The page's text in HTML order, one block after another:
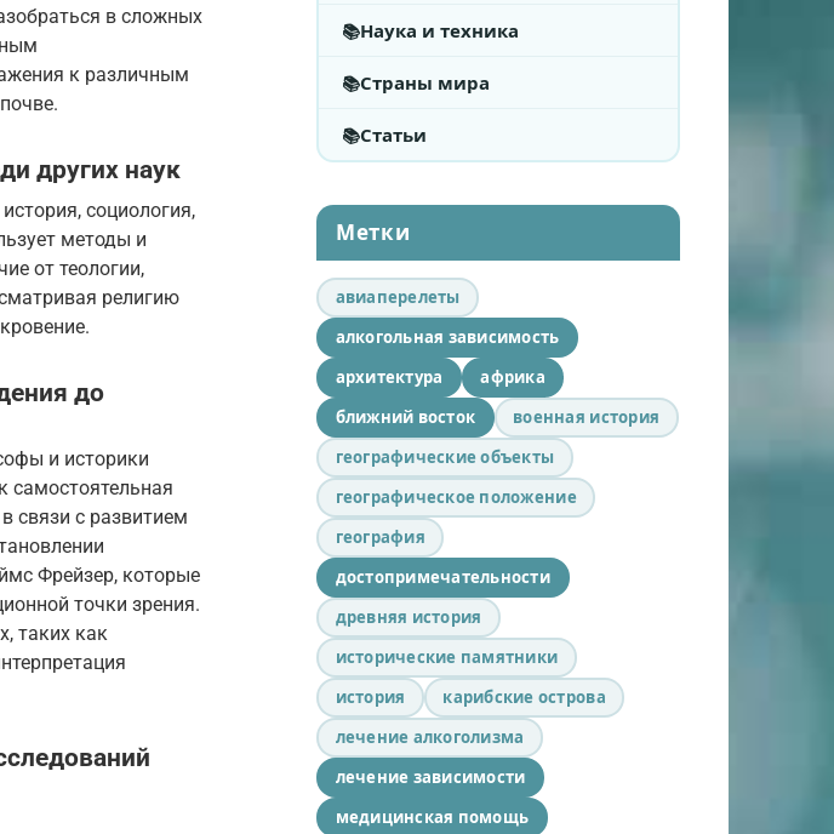
в сложных
к различным
других наук
социология,
методы и
от теологии,
религию
до
и историки
самостоятельная
связи с развитием
Фрейзер, которые
точки зрения.
таких как
Наука и техника
Страны мира
Статьи
Метки
авиаперелеты
алкогольная зависимость
архитектура
африка
ближний восток
военная история
географические объекты
географическое положение
география
достопримечательности
древняя история
исторические памятники
история
карибские острова
лечение алкоголизма
лечение зависимости
медицинская помощь